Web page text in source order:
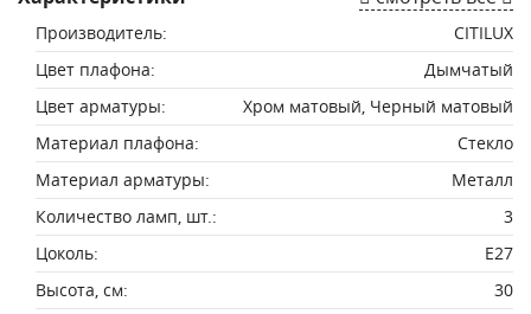
Производитель:
CITILUX
Цвет плафона:
Дымчатый
Цвет арматуры:
Хром матовый, Черный матовый
Материал плафона:
Стекло
Материал арматуры:
Металл
Количество ламп, шт.:
3
Цоколь:
E27
Высота, см:
30